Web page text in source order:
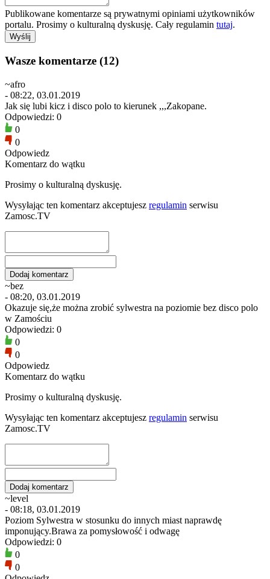
Publikowane komentarze są prywatnymi opiniami użytkowników
portalu. Prosimy o kulturalną dyskusję. Cały regulamin tutaj.
Wasze komentarze (12)
~afro
- 08:22, 03.01.2019
Jak się lubi kicz i disco polo to kierunek ,,,Zakopane.
Odpowiedzi: 0
0
0
Odpowiedz
Komentarz do wątku
Prosimy o kulturalną dyskusję.
Wysyłając ten komentarz akceptujesz regulamin serwisu
Zamosc.TV
~bez
- 08:20, 03.01.2019
Okazuje się,że można zrobić sylwestra na poziomie bez disco polo
w Zamościu
Odpowiedzi: 0
0
0
Odpowiedz
Komentarz do wątku
Prosimy o kulturalną dyskusję.
Wysyłając ten komentarz akceptujesz regulamin serwisu
Zamosc.TV
~level
- 08:18, 03.01.2019
Poziom Sylwestra w stosunku do innych miast naprawdę
imponujący.Brawa za pomysłowość i odwagę
Odpowiedzi: 0
0
0